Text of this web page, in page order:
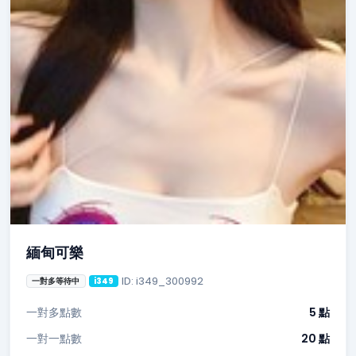
緬甸可樂
一對多等待中 i349 ID: i349_300992
一對多點數
5 點
一對一點數
20 點